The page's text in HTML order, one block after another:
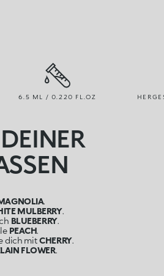
6.5 ML / 0.220 FL.OZ
.
MULBERRY.
BLUEBERRY.
PEACH.
dich mitCHERRY.
FLOWER.